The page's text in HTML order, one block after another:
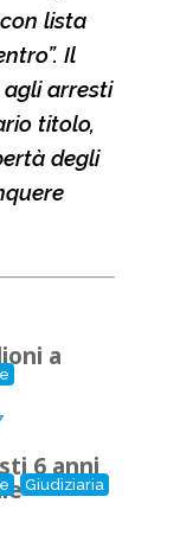
lista
Il
arresti
titolo,
degli
a
Giudiziaria
6 anni